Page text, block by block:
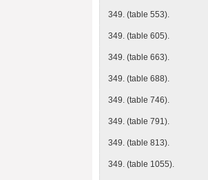
349. (table 553).
349. (table 605).
349. (table 663).
349. (table 688).
349. (table 746).
349. (table 791).
349. (table 813).
349. (table 1055).